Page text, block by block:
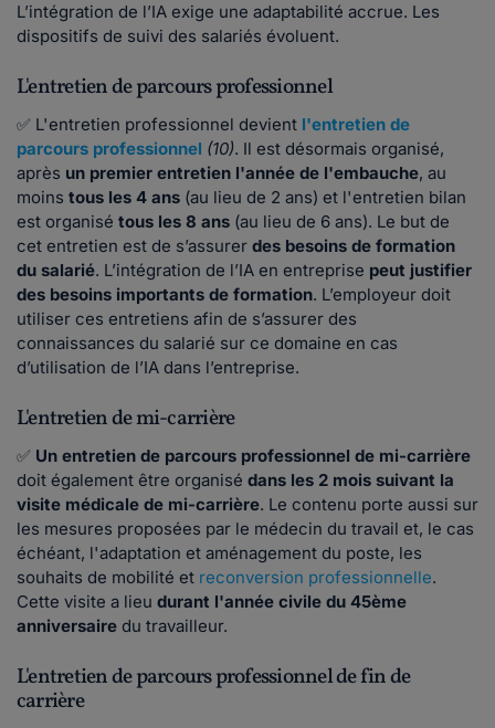
L’intégration de l’IA exige une adaptabilité accrue. Les
dispositifs de suivi des salariés évoluent.
L'entretien de parcours professionnel
✅ L'entretien professionnel devient l'entretien de
parcours professionnel (10). Il est désormais organisé,
après un premier entretien l'année de l'embauche, au
moins tous les 4 ans (au lieu de 2 ans) et l'entretien bilan
est organisé tous les 8 ans (au lieu de 6 ans). Le but de
cet entretien est de s’assurer des besoins de formation
du salarié. L’intégration de l’IA en entreprise peut justifier
des besoins importants de formation. L’employeur doit
utiliser ces entretiens afin de s’assurer des
connaissances du salarié sur ce domaine en cas
d’utilisation de l’IA dans l’entreprise.
L'entretien de mi-carrière
✅ Un entretien de parcours professionnel de mi-carrière
doit également être organisé dans les 2 mois suivant la
visite médicale de mi-carrière. Le contenu porte aussi sur
les mesures proposées par le médecin du travail et, le cas
échéant, l'adaptation et aménagement du poste, les
souhaits de mobilité et reconversion professionnelle.
Cette visite a lieu durant l'année civile du 45ème
anniversaire du travailleur.
L'entretien de parcours professionnel de fin de
carrière